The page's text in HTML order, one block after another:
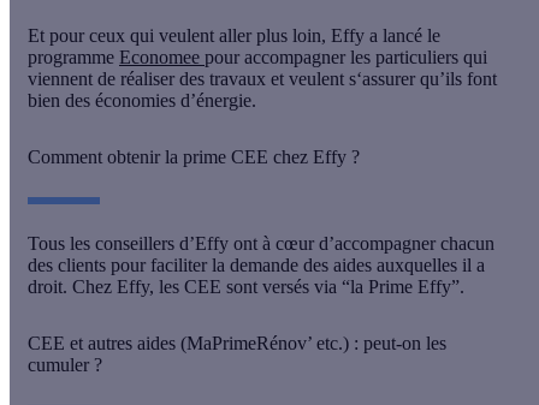
Et pour ceux qui veulent aller plus loin, Effy a lancé le
programme Economee pour accompagner les particuliers qui
viennent de réaliser des travaux et veulent s‘assurer qu’ils font
bien des économies d’énergie.
Comment obtenir la prime CEE chez Effy ?
Tous les conseillers d’Effy ont à cœur d’accompagner chacun
des clients pour faciliter la demande des aides auxquelles il a
droit. Chez Effy, les CEE sont versés via “la Prime Effy”.
CEE et autres aides (MaPrimeRénov’ etc.) : peut-on les
cumuler ?